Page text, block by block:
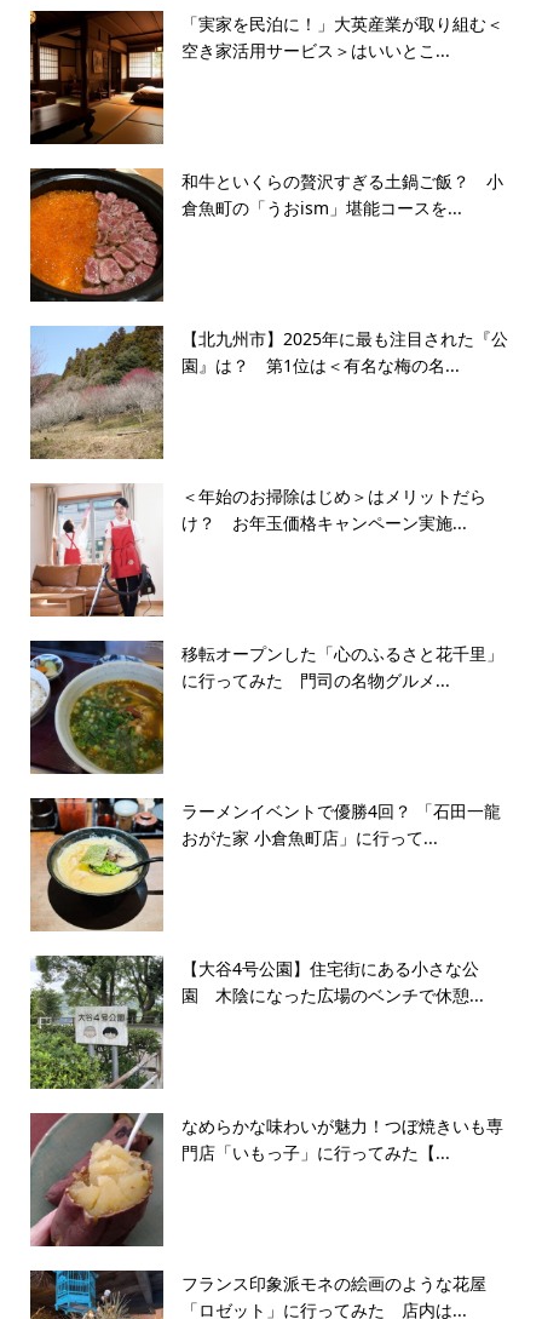
「実家を民泊に！」大英産業が取り組む＜
空き家活用サービス＞はいいとこ...
和牛といくらの贅沢すぎる土鍋ご飯？ 小
倉魚町の「うおism」堪能コースを...
【北九州市】2025年に最も注目された『公
園』は？ 第1位は＜有名な梅の名...
＜年始のお掃除はじめ＞はメリットだら
け？ お年玉価格キャンペーン実施...
移転オープンした「心のふるさと花千里」
に行ってみた 門司の名物グルメ...
ラーメンイベントで優勝4回？ 「石田一龍
おがた家 小倉魚町店」に行って...
【大谷4号公園】住宅街にある小さな公
園 木陰になった広場のベンチで休憩...
なめらかな味わいが魅力！つぼ焼きいも専
門店「いもっ子」に行ってみた【...
フランス印象派モネの絵画のような花屋
「ロゼット」に行ってみた 店内は...